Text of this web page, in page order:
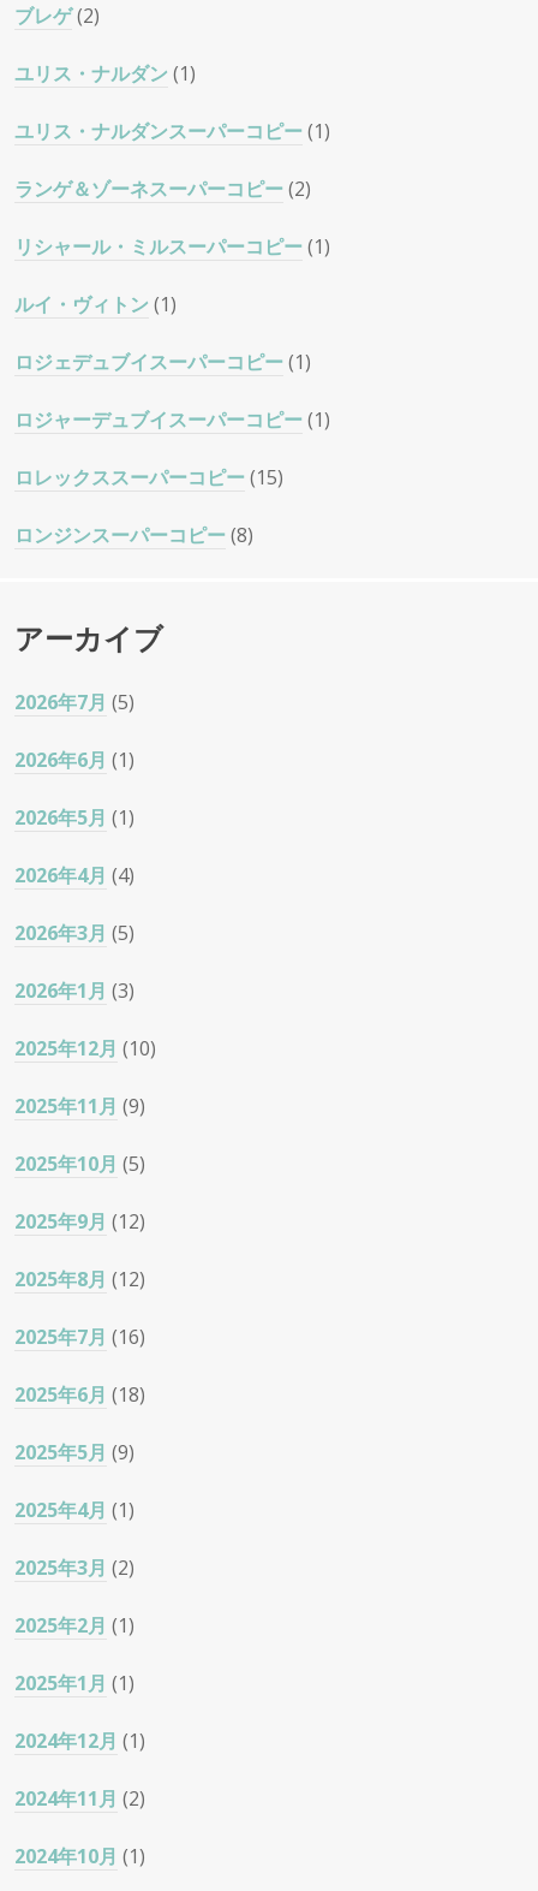
ブレゲ(2)
ユリス・ナルダン (1)
ユリス・ナルダンスーパーコピー(1)
ランゲ＆ゾーネスーパーコピー(2)
リシャール・ミルスーパーコピー(1)
ルイ・ヴィトン (1)
ロジェデュブイスーパーコピー(1)
ロジャーデュブイスーパーコピー(1)
ロレックススーパーコピー(15)
ロンジンスーパーコピー(8)
アーカイブ
2026年7月 (5)
2026年6月 (1)
2026年5月 (1)
2026年4月 (4)
2026年3月 (5)
2026年1月 (3)
2025年12月 (10)
2025年11月 (9)
2025年10月 (5)
2025年9月 (12)
2025年8月 (12)
2025年7月 (16)
2025年6月 (18)
2025年5月 (9)
2025年4月 (1)
2025年3月 (2)
2025年2月 (1)
2025年1月 (1)
2024年12月 (1)
2024年11月 (2)
2024年10月 (1)